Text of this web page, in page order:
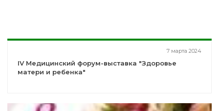
7 марта 2024
IV Медицинский форум-выставка "Здоровье
матери и ребенка"